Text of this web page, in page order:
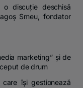
discuție deschisă
Smeu, fondator
marketing” și de
de drum
își gestionează